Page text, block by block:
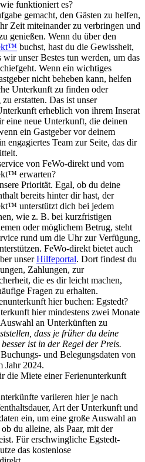
funktioniert es?
gemacht, den Gästen zu helfen,
Zeit miteinander zu verbringen und
genießen. Wenn du über den
buchst, hast du die Gewissheit,
wir unser Bestes tun werden, um das
Wenn ein wichtiges
nicht beheben kann, helfen
Unterkunft zu finden oder
erstatten. Das ist unser
erheblich von ihrem Inserat
eine neue Unterkunft, die deinen
ein Gastgeber vor deinem
engagiertes Team zur Seite, das dir
von FeWo-direkt und vom
erwarten?
Priorität. Egal, ob du deine
bereits hinter dir hast, der
unterstützt dich bei jedem
wie z. B. bei kurzfristigen
oder möglichem Betrug, steht
rund um die Uhr zur Verfügung,
FeWo-direkt bietet auch
unserHilfeportal. Dort findest du
Zahlungen, zur
die es dir leicht machen,
Fragen zu erhalten.
hier buchen: Egstedt?
hier mindestens zwei Monate
an Unterkünften zu
dass je früher du deine
ist in der Regel der Preis.
und Belegungsdaten von
Jahr 2024.
die Miete einer Ferienunterkunft
variieren hier je nach
Art der Unterkunft und
ein, um eine große Auswahl an
du alleine, als Paar, mit der
Für erschwingliche Egstedt-
das kostenlose